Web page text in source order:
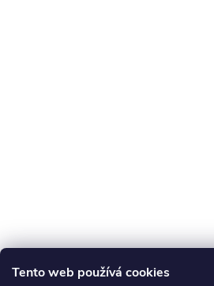
Tento web používá cookies